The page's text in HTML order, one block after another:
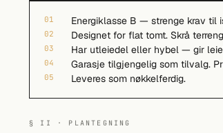
01 Energiklasse B — strenge krav til
02 Designet for flat tomt. Skrå
03 Har utleiedel eller hybel — gir
04 Garasje tilgjengelig som tilvalg.
05 Leveres som nøkkelferdig.
§ II · PLANTEGNING